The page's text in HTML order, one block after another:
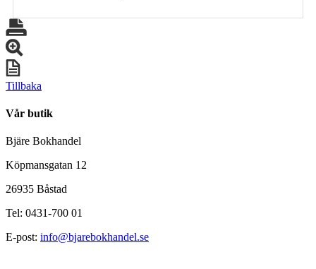
Tillbaka
Vår butik
Bjäre Bokhandel
Köpmansgatan 12
26935 Båstad
Tel: 0431-700 01
E-post: info@bjarebokhandel.se